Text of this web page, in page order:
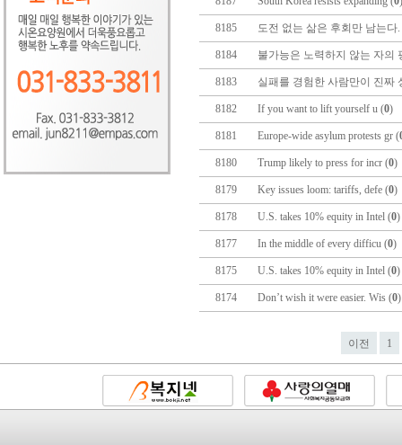
8185 도전 없는 삶은 후회만 남는다.
8184 불가능은 노력하지 않는 자의
8183 실패를 경험한 사람만이 진짜
8182 If you want to lift yourself u (0)
8181 Europe-wide asylum protests gr (
8180 Trump likely to press for incr (0)
8179 Key issues loom: tariffs, defe (0)
8178 U.S. takes 10% equity in Intel (0)
8177 In the middle of every difficu (0)
8175 U.S. takes 10% equity in Intel (0)
8174 Don’t wish it were easier. Wis (0
이전 1